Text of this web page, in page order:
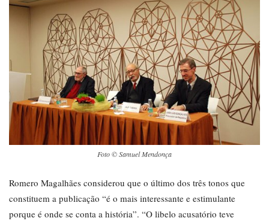
Foto © Samuel Mendonça
Romero Magalhães considerou que o último dos três tonos que
constituem a publicação “é o mais interessante e estimulante
porque é onde se conta a história”. “O libelo acusatório teve